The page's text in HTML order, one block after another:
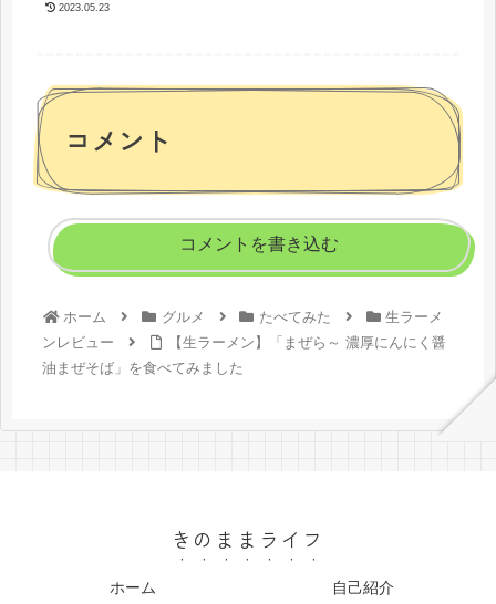
2023.05.23
コメント
コメントを書き込む
ホーム グルメ たべてみた
生ラーメ
ンレビュー
【生ラーメン】「まぜら～ 濃厚にんにく醤
油まぜそば」を食べてみました
きのままライフ
ホーム 自己紹介